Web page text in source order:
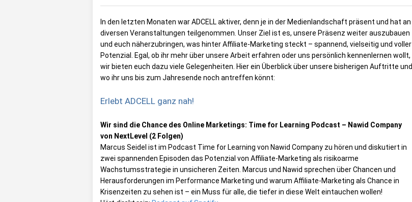
In den letzten Monaten war ADCELL aktiver, denn je in der Medienlandschaft präsent und hat an
diversen Veranstaltungen teilgenommen. Unser Ziel ist es, unsere Präsenz weiter auszubauen
und euch näherzubringen, was hinter Affiliate-Marketing steckt – spannend, vielseitig und voller
Potenzial. Egal, ob ihr mehr über unsere Arbeit erfahren oder uns persönlich kennenlernen wollt,
wir bieten euch dazu viele Gelegenheiten. Hier ein Überblick über unsere bisherigen Auftritte und
wo ihr uns bis zum Jahresende noch antreffen könnt:
Erlebt ADCELL ganz nah!
Wir sind die Chance des Online Marketings: Time for Learning Podcast – Nawid Company
von NextLevel (2 Folgen)
Marcus Seidel ist im Podcast Time for Learning von Nawid Company zu hören und diskutiert in
zwei spannenden Episoden das Potenzial von Affiliate-Marketing als risikoarme
Wachstumsstrategie in unsicheren Zeiten. Marcus und Nawid sprechen über Chancen und
Herausforderungen im Performance Marketing und warum Affiliate-Marketing als Chance in
Krisenzeiten zu sehen ist – ein Muss für alle, die tiefer in diese Welt eintauchen wollen!